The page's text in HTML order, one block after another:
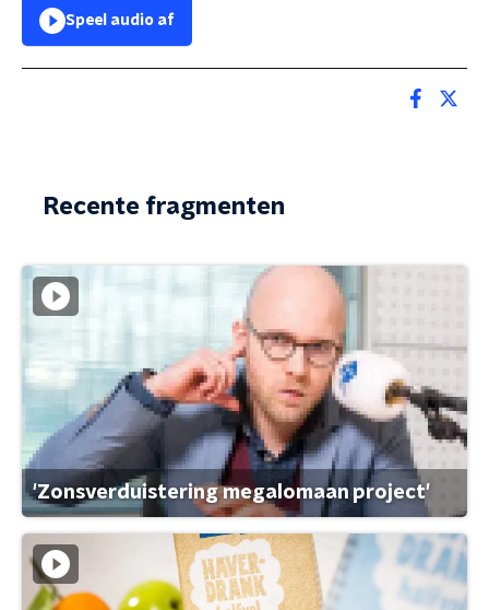
Speel audio af
Recente fragmenten
'Zonsverduistering megalomaan project'